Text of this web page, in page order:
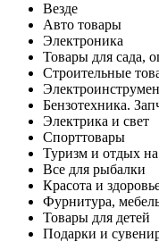
Везде
Авто товары
Электроника
Товары для сада,
Строительные
Бензотехника.
Электрика и свет
Спорттовары
Туризм и отдых
Все для рыбалки
Красота и
Фурнитура,
Товары для детей
Подарки и